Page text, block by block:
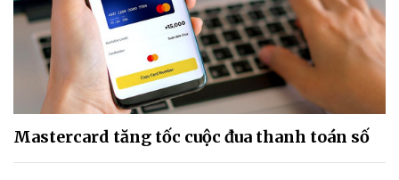
Mastercard tăng tốc cuộc đua thanh toán số